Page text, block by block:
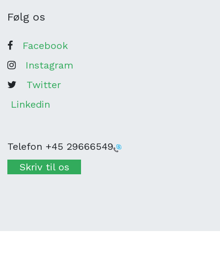
Følg os
Facebook
Instagram
Twitter
Linkedin
Telefon +45 29666549
Skriv til os